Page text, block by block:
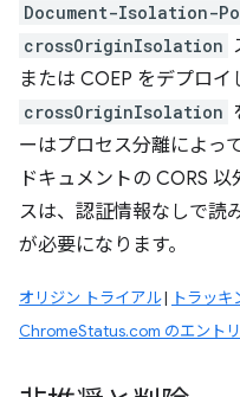
Document-Isolation-
crossOriginIsolation
または COEP をデプロ
crossOriginIsolation
ーはプロセス分離によっ
ドキュメントの CORS
スは、認証情報なしで読
が必要になります。
オリジン トライアル| トラッ
ChromeStatus.com のエントリ